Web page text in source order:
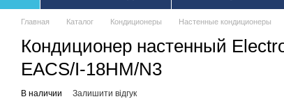
Главная Каталог Кондиционеры Настенные кондиционеры
Кондиционер настенный
EACS/I-18HM/N3
В наличии Залишити відгук